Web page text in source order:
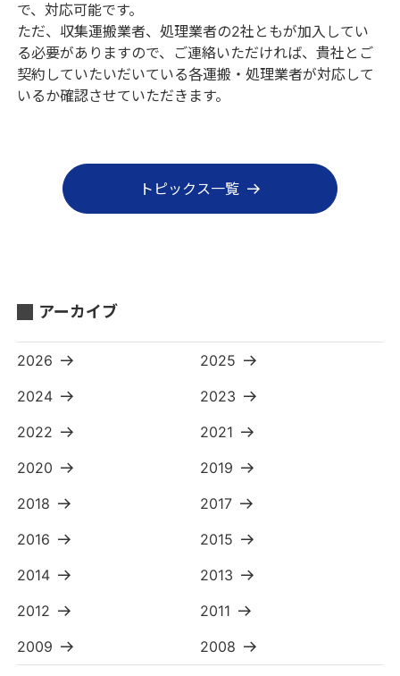
で、対応可能です。
ただ、収集運搬業者、処理業者の2社ともが加入してい
る必要がありますので、ご連絡いただければ、貴社とご
契約していたいだいている各運搬・処理業者が対応して
いるか確認させていただきます。
トピックス一覧
アーカイブ
2026
2025
2024
2023
2022
2021
2020
2019
2018
2017
2016
2015
2014
2013
2012
2011
2009
2008